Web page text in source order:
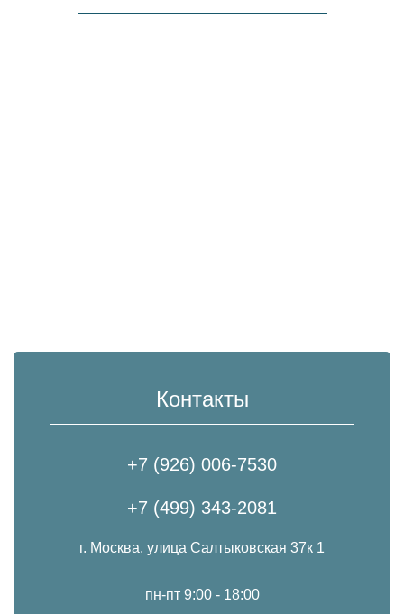
Контакты
+7 (926) 006-7530
+7 (499) 343-2081
г. Москва, улица Салтыковская 37к 1
пн-пт 9:00 - 18:00